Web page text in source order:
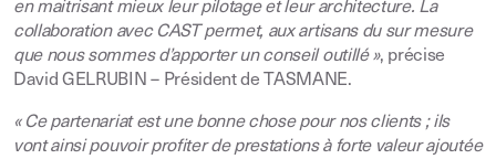
en maitrisant mieux leur pilotage et leur architecture. La
collaboration avec CAST permet, aux artisans du sur mesure
que nous sommes d’apporter un conseil outillé », précise
David GELRUBIN – Président de TASMANE.
« Ce partenariat est une bonne chose pour nos clients ; ils
vont ainsi pouvoir profiter de prestations à forte valeur ajoutée